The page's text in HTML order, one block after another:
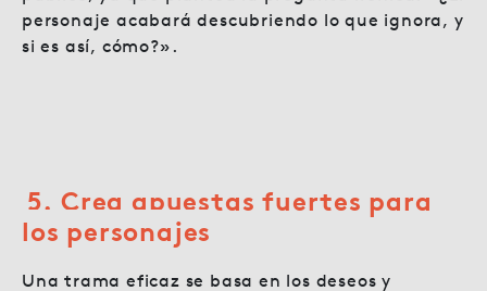
personaje acabará descubriendo lo que ignora, y
si es así, cómo?».
5. Crea apuestas fuertes para
los personajes
Una trama eficaz se basa en los deseos y